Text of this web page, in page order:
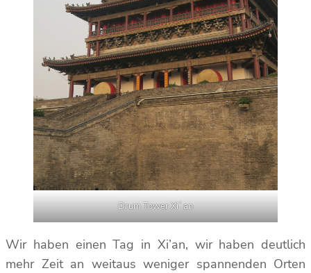
Drum Tower Xi`an
Wir haben einen Tag in Xi’an, wir haben deutlich
mehr Zeit an weitaus weniger spannenden Orten